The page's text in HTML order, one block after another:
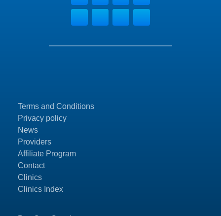
Terms and Conditions
Privacy policy
News
Providers
Affiliate Program
Contact
Clinics
Clinics Index